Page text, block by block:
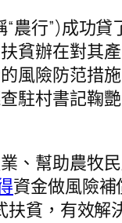
行”)成功
貧辦在對其
險防范措
駐村書記鞠
、幫助農牧
資金做風險補
貧，有效